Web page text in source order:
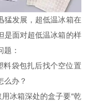
猛发展，超低温冰箱在
是面对超低温冰箱的样
：
料袋包扎后找个空位置
么办？
冰箱深处的盒子要“乾